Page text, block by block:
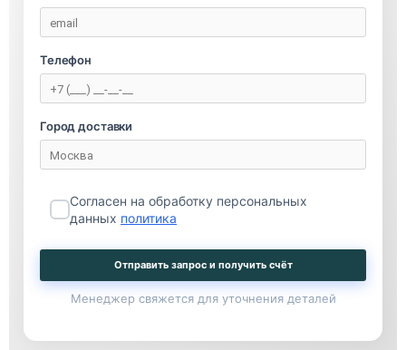
Телефон
Город доставки
Согласен на обработку персональных
данных политика
Отправить запрос и получить счёт
Менеджер свяжется для уточнения деталей